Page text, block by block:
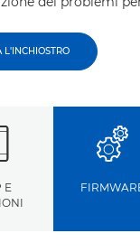
L'INCHIOSTRO
E